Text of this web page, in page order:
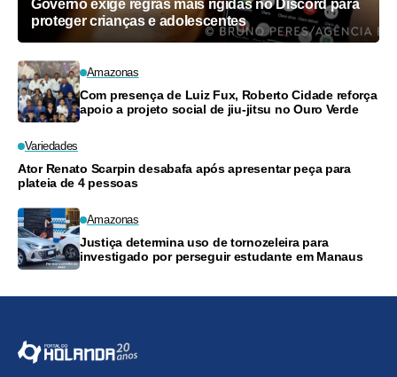
Governo exige regras mais rígidas no Discord para
proteger crianças e adolescentes
Amazonas
Com presença de Luiz Fux, Roberto Cidade reforça
apoio a projeto social de jiu-jitsu no Ouro Verde
Variedades
Ator Renato Scarpin desabafa após apresentar peça para
plateia de 4 pessoas
Amazonas
Justiça determina uso de tornozeleira para
investigado por perseguir estudante em Manaus